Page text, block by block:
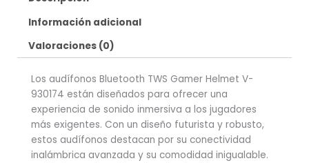
Información adicional
Valoraciones (0)
Los audífonos Bluetooth TWS Gamer Helmet V-
930174 están diseñados para ofrecer una
experiencia de sonido inmersiva a los jugadores
más exigentes. Con un diseño futurista y robusto,
estos audífonos destacan por su conectividad
inalámbrica avanzada y su comodidad inigualable.